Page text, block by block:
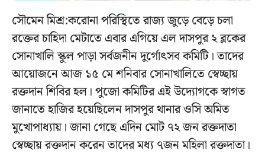
সৌমেন মিশ্র:করোনা পরিস্থিতে রাজ্য জুড়ে বেড়ে চলা
রক্তের চাহিদা মেটাতে এবার এগিয়ে এল দাসপুর ২ ব্লকের
সোনাখালি স্কুল পাড়া সর্বজনীন দুর্গোৎসব কমিটি। তাদের
আয়োজনে আজ ১৫ মে শনিবার সোনাখালিতে স্বেচ্ছায়
রক্তদান শিবির হল। পুজো কমিটির এই উদ্যোগকে স্বাগত
জানাতে হাজির হয়েছিলেন দাসপুর থানার ওসি অমিত
মুখোপাধ্যায়। জানা গেছে এদিন মোট ৭২ জন রক্তদাতা
স্বেচ্ছায় রক্তদান করেন তাদের মধ্য ৭জন মহিলা রক্তদাতা।